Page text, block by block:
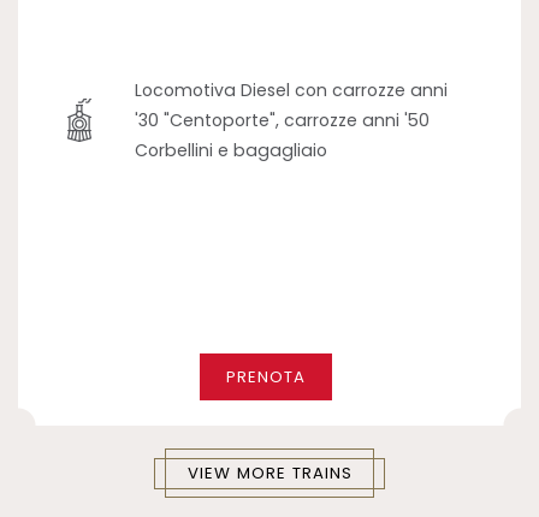
Locomotiva Diesel con carrozze anni
'30 "Centoporte", carrozze anni '50
Corbellini e bagagliaio
PRENOTA
VIEW MORE TRAINS